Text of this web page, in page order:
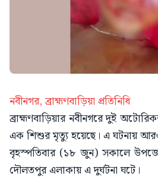
‎নবীনগর, ব্রাহ্মণবাড়িয়া প্রতিনিধি
ব্রাহ্মণবাড়িয়ার নবীনগরে দুই
এক শিশুর মৃত্যু হয়েছে। এ ঘটনায়
বৃহস্পতিবার (১৮ জুন) সকালে
দৌলতপুর এলাকায় এ দুর্ঘটনা ঘটে।